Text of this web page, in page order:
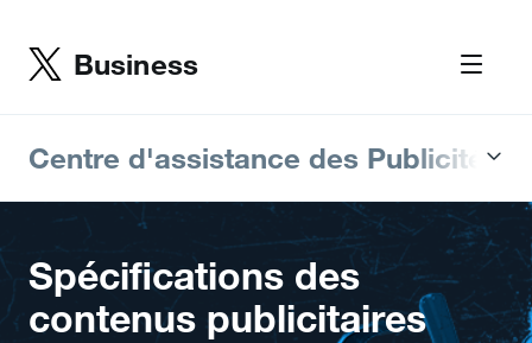
Business
Centre d'assistance des Publicités
Spécifications des
contenus publicitaires